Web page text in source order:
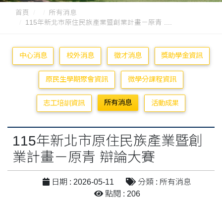
首頁
所有消息
115年新北市原住民族產業暨創業計畫－原青 ....
中心消息 校外消息 徵才消息 獎助學金資訊
原民生學期聚會資訊 微學分課程資訊
志工培訓資訊 所有消息 活動成果
115年新北市原住民族產業暨創
業計畫－原青 辯論大賽
日期 : 2026-05-11
分類 : 所有消息
點閱 : 206